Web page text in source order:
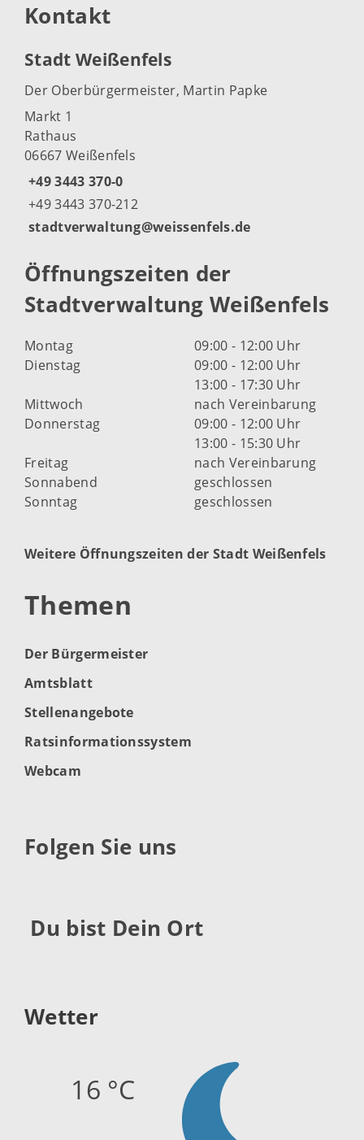
Kontakt
Stadt Weißenfels
Der Oberbürgermeister, Martin Papke
Markt 1
Rathaus
06667 Weißenfels
+49 3443 370-0
+49 3443 370-212
stadtverwaltung@weissenfels.de
Öffnungszeiten der
Stadtverwaltung Weißenfels
Montag
09:00 - 12:00 Uhr
Dienstag
09:00 - 12:00 Uhr
13:00 - 17:30 Uhr
Mittwoch
nach Vereinbarung
Donnerstag
09:00 - 12:00 Uhr
13:00 - 15:30 Uhr
Freitag
nach Vereinbarung
Sonnabend
geschlossen
Sonntag
geschlossen
Weitere Öffnungszeiten der Stadt Weißenfels
Themen
Der Bürgermeister
Amtsblatt
Stellenangebote
Ratsinformationssystem
Webcam
Folgen Sie uns
Du bist Dein Ort
Wetter
16 °C